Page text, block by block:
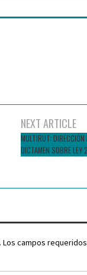
NEXT ARTICLE
MULTIRUT: DIRECCIÓN
DICTAMEN SOBRE
Los campos